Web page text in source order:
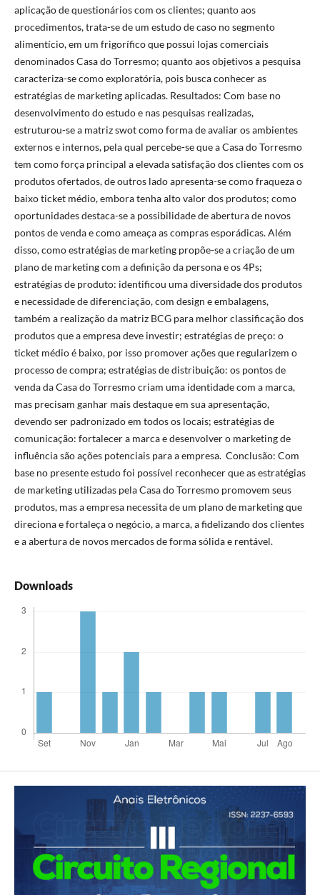
aplicação de questionários com os clientes; quanto aos
procedimentos, trata-se de um estudo de caso no segmento
alimentício, em um frigorífico que possui lojas comerciais
denominados Casa do Torresmo; quanto aos objetivos a pesquisa
caracteriza-se como exploratória, pois busca conhecer as
estratégias de marketing aplicadas. Resultados: Com base no
desenvolvimento do estudo e nas pesquisas realizadas,
estruturou-se a matriz swot como forma de avaliar os ambientes
externos e internos, pela qual percebe-se que a Casa do Torresmo
tem como força principal a elevada satisfação dos clientes com os
produtos ofertados, de outros lado apresenta-se como fraqueza o
baixo ticket médio, embora tenha alto valor dos produtos; como
oportunidades destaca-se a possibilidade de abertura de novos
pontos de venda e como ameaça as compras esporádicas. Além
disso, como estratégias de marketing propõe-se a criação de um
plano de marketing com a definição da persona e os 4Ps;
estratégias de produto: identificou uma diversidade dos produtos
e necessidade de diferenciação, com design e embalagens,
também a realização da matriz BCG para melhor classificação dos
produtos que a empresa deve investir; estratégias de preço: o
ticket médio é baixo, por isso promover ações que regularizem o
processo de compra; estratégias de distribuição: os pontos de
venda da Casa do Torresmo criam uma identidade com a marca,
mas precisam ganhar mais destaque em sua apresentação,
devendo ser padronizado em todos os locais; estratégias de
comunicação: fortalecer a marca e desenvolver o marketing de
influência são ações potenciais para a empresa. Conclusão: Com
base no presente estudo foi possível reconhecer que as estratégias
de marketing utilizadas pela Casa do Torresmo promovem seus
produtos, mas a empresa necessita de um plano de marketing que
direciona e fortaleça o negócio, a marca, a fidelizando dos clientes
e a abertura de novos mercados de forma sólida e rentável.
Downloads